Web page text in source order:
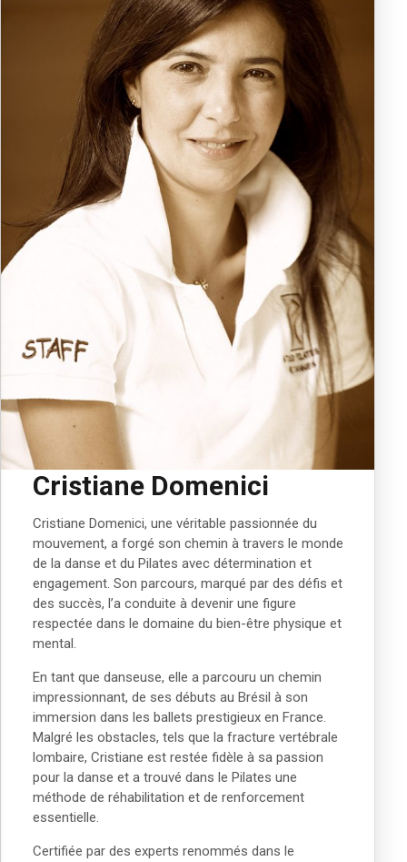
Cristiane Domenici
Cristiane Domenici, une véritable passionnée du
mouvement, a forgé son chemin à travers le monde
de la danse et du Pilates avec détermination et
engagement. Son parcours, marqué par des défis et
des succès, l’a conduite à devenir une figure
respectée dans le domaine du bien-être physique et
mental.
En tant que danseuse, elle a parcouru un chemin
impressionnant, de ses débuts au Brésil à son
immersion dans les ballets prestigieux en France.
Malgré les obstacles, tels que la fracture vertébrale
lombaire, Cristiane est restée fidèle à sa passion
pour la danse et a trouvé dans le Pilates une
méthode de réhabilitation et de renforcement
essentielle.
Certifiée par des experts renommés dans le